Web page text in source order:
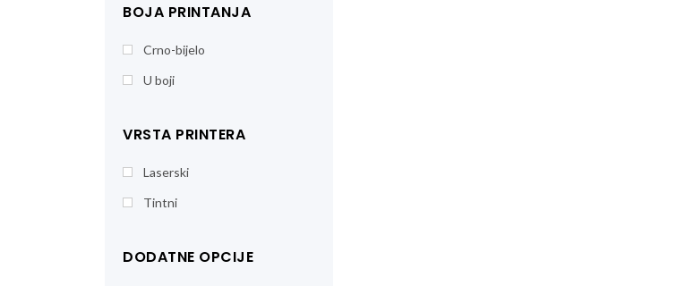
BOJA PRINTANJA
Crno-bijelo
U boji
VRSTA PRINTERA
Laserski
Tintni
DODATNE OPCIJE